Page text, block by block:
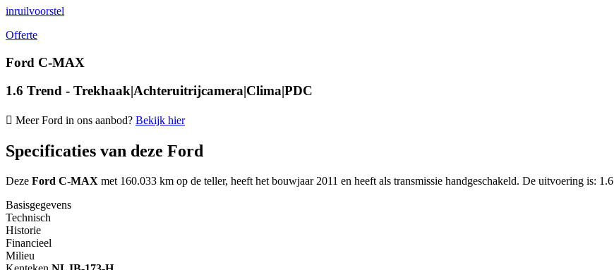
inruilvoorstel
Offerte
Ford C-MAX
1.6 Trend - Trekhaak|Achteruitrijcamera|Clima|PDC
Meer Ford in ons aanbod? Bekijk hier
Specificaties van deze Ford
Deze Ford C-MAX met 160.033 km op de teller, heeft het bouwjaar 2011 en heeft als transmissie handgeschakeld. De uitvoering is:
Basisgegevens
Technisch
Historie
Financieel
Milieu